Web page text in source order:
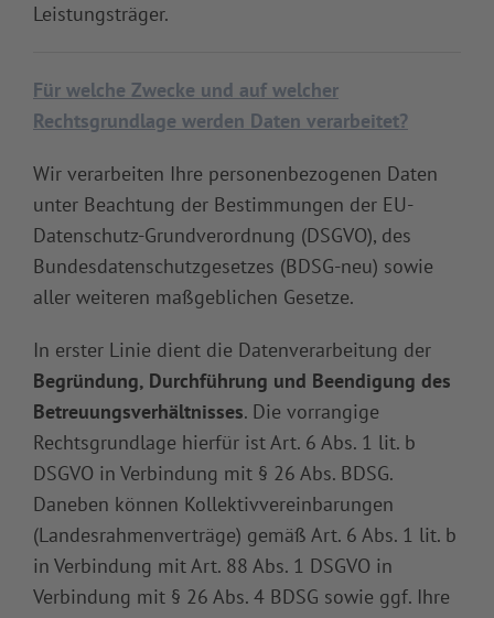
Leistungsträger.
Für welche Zwecke und auf welcher
Rechtsgrundlage werden Daten verarbeitet?
Wir verarbeiten Ihre personenbezogenen Daten
unter Beachtung der Bestimmungen der EU-
Datenschutz-Grundverordnung (DSGVO), des
Bundesdatenschutzgesetzes (BDSG-neu) sowie
aller weiteren maßgeblichen Gesetze.
In erster Linie dient die Datenverarbeitung der
Begründung, Durchführung und Beendigung des
Betreuungsverhältnisses. Die vorrangige
Rechtsgrundlage hierfür ist Art. 6 Abs. 1 lit. b
DSGVO in Verbindung mit § 26 Abs. BDSG.
Daneben können Kollektivvereinbarungen
(Landesrahmenverträge) gemäß Art. 6 Abs. 1 lit. b
in Verbindung mit Art. 88 Abs. 1 DSGVO in
Verbindung mit § 26 Abs. 4 BDSG sowie ggf. Ihre